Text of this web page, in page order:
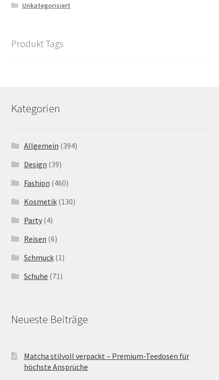
Unkategorisiert
Produkt Tags
Kategorien
Allgemein (394)
Design (39)
Fashion (460)
Kosmetik(130)
Party(4)
Reisen (6)
Schmuck(1)
Schuhe (71)
Neueste Beiträge
Matcha stilvoll verpackt – Premium-Teedosen für
höchste Ansprüche